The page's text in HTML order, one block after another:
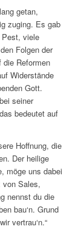
getan,
zuging. Es gab
viele
Folgen der
die Reformen
Widerstände
Gott.
seiner
bedeutet auf
Hoffnung, die
Der heilige
möge uns dabei
von Sales,
nennst du die
bau‘n. Grund
vertrau‘n.“